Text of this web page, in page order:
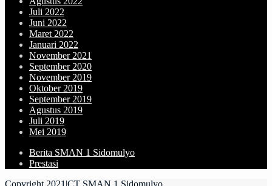
Juli 2022
Juni 2022
Maret 2022
Januari 2022
November 2021
September 2020
November 2019
Oktober 2019
September 2019
Agustus 2019
Juli 2019
Mei 2019
Berita SMAN 1 Sidomulyo
Prestasi
Copyright 2021|CT SMAN 1 Sidomulyo